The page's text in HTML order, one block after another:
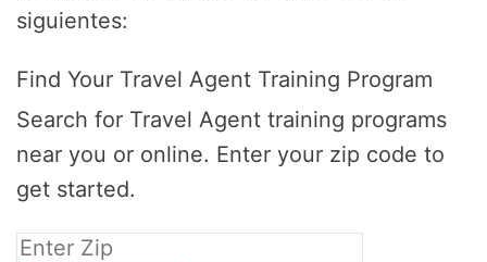
siguientes:
Find Your Travel Agent Training Program
Search for Travel Agent training programs
near you or online. Enter your zip code to
get started.